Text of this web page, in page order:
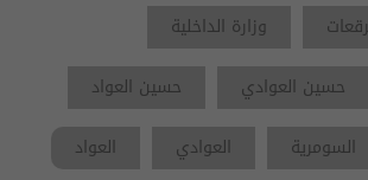
وزارة الداخلية
حسين العوادي
حسين العواد
السومرية العوادي العواد